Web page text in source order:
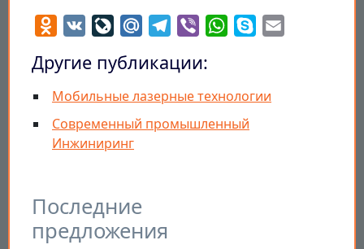
Последние
предложения
Odnoklassniki
VK LiveJournal
Mail.RuTelegram
Viber WhatsApp
Skype
Другие публикации:
Мобильные лазерные технологии
Современный промышленный
Инжиниринг